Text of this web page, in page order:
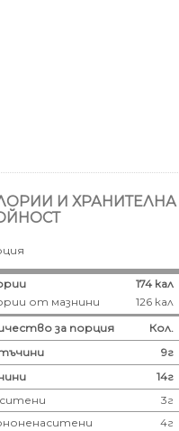
И ХРАНИТЕЛНА
174 кал
от мазнини
126 кал
за порция
Кол.
9г
14г
3г
4г